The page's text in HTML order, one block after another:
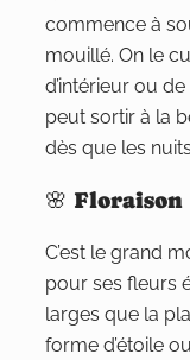
commence à
mouillé. On le
d’intérieur ou
peut sortir à la
dès que les
🌸 Floraison
C’est le grand
pour ses fleurs
larges que la
forme d’étoile